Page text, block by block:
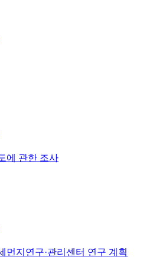
에 관한 조사
먼지연구·관리센터 연구 계획